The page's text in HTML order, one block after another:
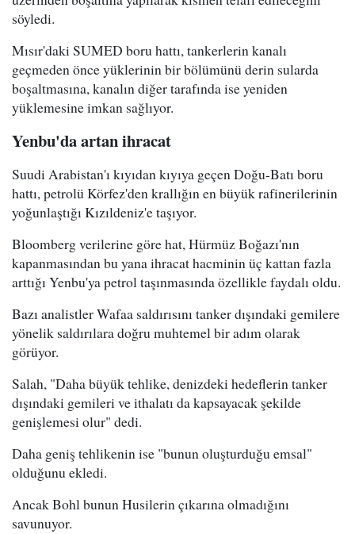
söyledi.
Mısır'daki SUMED boru hattı, tankerlerin kanalı
geçmeden önce yüklerinin bir bölümünü derin sularda
boşaltmasına, kanalın diğer tarafında ise yeniden
yüklemesine imkan sağlıyor.
Yenbu'da artan ihracat
Suudi Arabistan'ı kıyıdan kıyıya geçen Doğu-Batı boru
hattı, petrolü Körfez'den krallığın en büyük rafinerilerinin
yoğunlaştığı Kızıldeniz'e taşıyor.
Bloomberg verilerine göre hat, Hürmüz Boğazı'nın
kapanmasından bu yana ihracat hacminin üç kattan fazla
arttığı Yenbu'ya petrol taşınmasında özellikle faydalı oldu.
Bazı analistler Wafaa saldırısını tanker dışındaki gemilere
yönelik saldırılara doğru muhtemel bir adım olarak
görüyor.
Salah, "Daha büyük tehlike, denizdeki hedeflerin tanker
dışındaki gemileri ve ithalatı da kapsayacak şekilde
genişlemesi olur" dedi.
Daha geniş tehlikenin ise "bunun oluşturduğu emsal"
olduğunu ekledi.
Ancak Bohl bunun Husilerin çıkarına olmadığını
savunuyor.